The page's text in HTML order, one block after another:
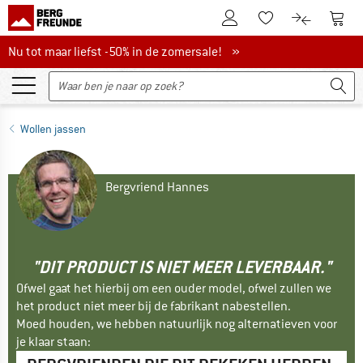
De klantenaccount
Naar deNaar de
Nu tot maar liefst -50% in de zomersale!
Nu tot maar liefst -50% in de zomersale! »
Wollen jassen
Bergvriend Hannes
"DIT PRODUCT IS NIET MEER LEVERBAAR."
Ofwel gaat het hierbij om een ouder model, ofwel zullen we
het product niet meer bij de fabrikant nabestellen.
Moed houden, we hebben natuurlijk nog alternatieven voor
je klaar staan: